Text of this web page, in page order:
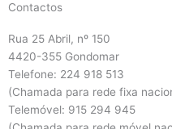
Contactos
Rua 25 Abril, nº 150
4420-355 Gondomar
Telefone: 224 918 513
(Chamada para rede fixa
Telemóvel: 915 294 945